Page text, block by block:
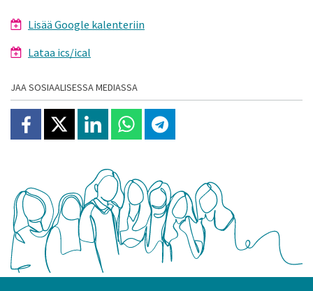
Lisää Google kalenteriin
Lataa ics/ical
JAA SOSIAALISESSA MEDIASSA
Jaa Facebookissa
Jaa X:ssäJaa Linkedinissä
Jaa Whatsappissa
Jaa Telegramissa